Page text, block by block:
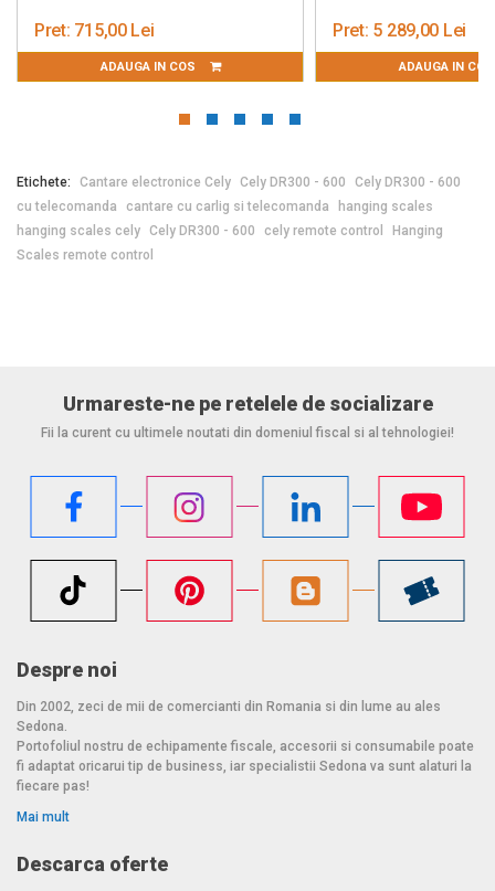
Pret: 715,00 Lei
ADAUGA IN COS
Pret: 5 289,00 Lei
ADAUGA IN
Etichete: Cantare electronice Cely Cely DR300 - 600
Cely DR300 - 600
cu telecomanda
cantare cu carlig si telecomanda
hanging scales
hanging scales cely Cely DR300 - 600 cely remote control
Hanging
Scales remote control
Urmareste-ne pe retelele de socializare
Fii la curent cu ultimele noutati din domeniul fiscal si al tehnologiei!
Despre noi
Din 2002, zeci de mii de comercianti din Romania si din lume au ales
Sedona.
Portofoliul nostru de echipamente fiscale, accesorii si consumabile poate
fi adaptat oricarui tip de business, iar specialistii Sedona va sunt alaturi la
fiecare pas!
Mai mult
Descarca oferte